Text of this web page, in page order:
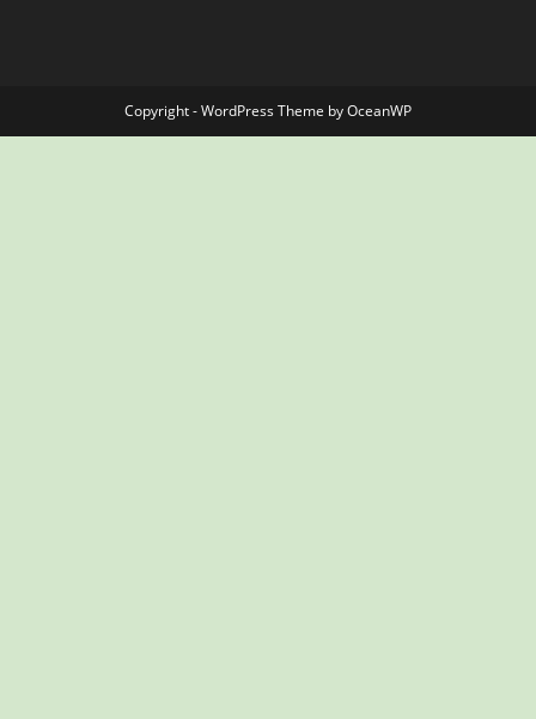
Copyright - WordPress Theme by OceanWP